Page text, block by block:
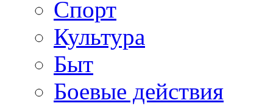
Спорт
Культура
Быт
Боевые действия